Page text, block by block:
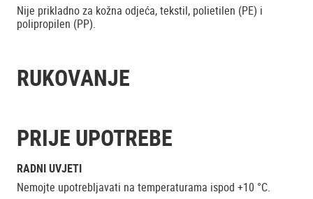
Nije prikladno za kožna odjeća, tekstil, polietilen (PE) i
polipropilen (PP).
RUKOVANJE
PRIJE UPOTREBE
RADNI UVJETI
Nemojte upotrebljavati na temperaturama ispod +10 °C.